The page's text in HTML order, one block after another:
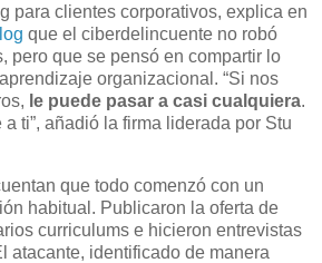
para clientes corporativos, explica en
que el ciberdelincuente no robó
pero que se pensó en compartir lo
organizacional. “Si nos
le puede pasar a casi cualquiera.
ti”, añadió la firma liderada por Stu
que todo comenzó con un
habitual. Publicaron la oferta de
curriculums e hicieron entrevistas
atacante, identificado de manera